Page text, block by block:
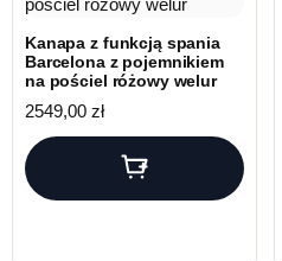
Kanapa z funkcją spania
Barcelona z pojemnikiem
na pościel różowy welur
2549,00 zł